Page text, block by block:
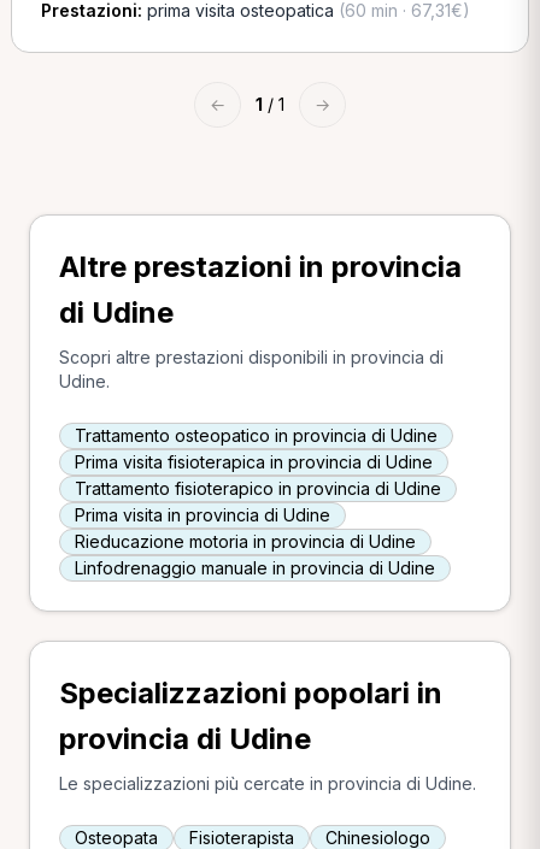
Prestazioni: prima visita osteopatica (60 min · 67,31€)
← 1 / 1 →
Altre prestazioni in provincia
di Udine
Scopri altre prestazioni disponibili in provincia di
Udine.
Trattamento osteopatico in provincia di Udine
Prima visita fisioterapica in provincia di Udine
Trattamento fisioterapico in provincia di Udine
Prima visita in provincia di Udine
Rieducazione motoria in provincia di Udine
Linfodrenaggio manuale in provincia di Udine
Specializzazioni popolari in
provincia di Udine
Le specializzazioni più cercate in provincia di Udine.
Osteopata Fisioterapista Chinesiologo